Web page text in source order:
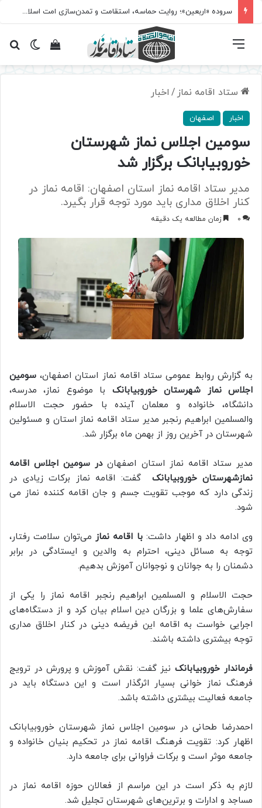
سروده‌ «اربعین»؛ روایت حماسه، استقامت و تمدن‌سازی امت اسلامی
تغییرمشاهده فهرست
ستاد اقامه نماز / اخبار
اخبار اصفهان
سومین اجلاس نماز شهرستان
خوروبیابانک برگزار شد
مدیر ستاد اقامه نماز استان اصفهان: اقامه نماز در
کنار اخلاق مداری باید مورد توجه قرار بگیرد.
0 زمان مطالعه یک دقیقه
به گزارش روابط عمومی ستاد اقامه نماز استان اصفهان، سومین
اجلاس نماز شهرستان خوروبیابانک با موضوع نماز، مدرسه،
دانشگاه، خانواده و معلمان آینده با حضور حجت الاسلام
والمسلمین ابراهیم رنجبر مدیر ستاد اقامه نماز استان و مسئولین
شهرستان در آخرین روز از بهمن ماه برگزار شد.
مدیر ستاد اقامه نماز استان اصفهاندر سومین اجلاس اقامه
نمازشهرستان خوروبیابانک گفت: اقامه نماز برکات زیادی در
زندگی دارد که موجب تقویت جسم و جان اقامه کننده نماز می
شود.
وی ادامه داد و اظهار داشت:با اقامه نمازمی‌توان سلامت رفتار،
توجه به مسائل دینی، احترام به والدین و ایستادگی در برابر
دشمنان را به جوانان و نوجوانان آموزش بدهیم.
حجت الاسلام و المسلمین ابراهیم رنجبر اقامه نماز را یکی از
سفارش‌های علما و بزرگان دین اسلام بیان کرد و از دستگاه‌های
اجرایی خواست به اقامه این فریضه دینی در کنار اخلاق مداری
توجه بیشتری داشته باشند.
فرماندار خوروبیابانکنیز گفت: نقش آموزش و پرورش در ترویج
فرهنگ نماز خوانی بسیار اثرگذار است و این دستگاه باید در
جامعه فعالیت بیشتری داشته باشد.
احمدرضا طحانی در سومین اجلاس نماز شهرستان خوروبیابانک
اظهار کرد: تقویت فرهنگ اقامه نماز در تحکیم بنیان خانواده و
جامعه موثر است و برکات فراوانی برای جامعه دارد.
لازم به ذکر است در این مراسم از فعالان حوزه اقامه نماز در
مساجد و ادارات و برترین‌های شهرستان تجلیل شد.